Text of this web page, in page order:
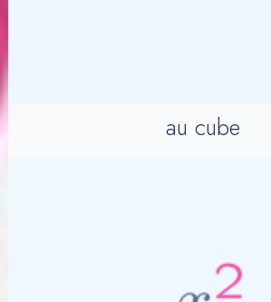
au cube